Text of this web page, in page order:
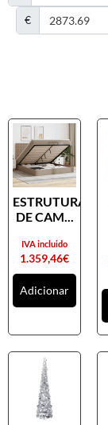
€
ESTRUTURA
DE CAM...
1.359,46€
IVA incluido
Adicionar